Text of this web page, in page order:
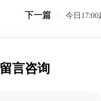
下一篇
留言咨询